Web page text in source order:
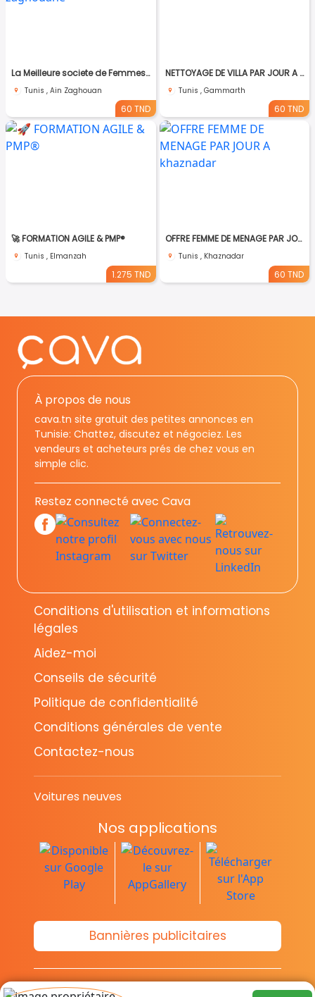
La Meilleure societe de Femmes de Ménage A Ain zaghouane
Tunis , Ain Zaghouan
60 TND
NETTOYAGE DE VILLA PAR JOUR A Gammarth
Tunis , Gammarth
60 TND
🚀 FORMATION AGILE & PMP®
Tunis , Elmanzah
1.275 TND
OFFRE FEMME DE MENAGE PAR JOUR A khaznadar
Tunis , Khaznadar
60 TND
À propos de nous
cava.tn site gratuit des petites annonces en
Tunisie: Chattez, discutez et négociez. Les
vendeurs et acheteurs prés de chez vous en
simple clic.
Restez connecté avec Cava
Conditions d'utilisation et informations
légales
Aidez-moi
Conseils de sécurité
Politique de confidentialité
Conditions générales de vente
Contactez-nous
Voitures neuves
Nos applications
Bannières publicitaires
© Copyright 2014-2026 Cava.tn